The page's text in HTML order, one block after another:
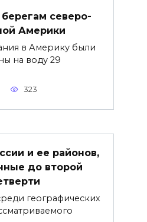
северо-
Америки
в Америку были
на воду 29
323
и ее районов,
до второй
географических